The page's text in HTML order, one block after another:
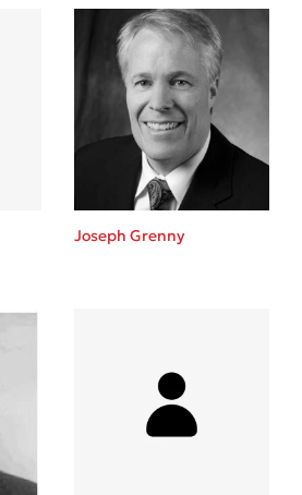
Ένας γίγαντας στο σχολείο
Δανάη Δεληγεώργη
Πάνω, κάτω, μπροστά, πίσω
Joseph Grenny